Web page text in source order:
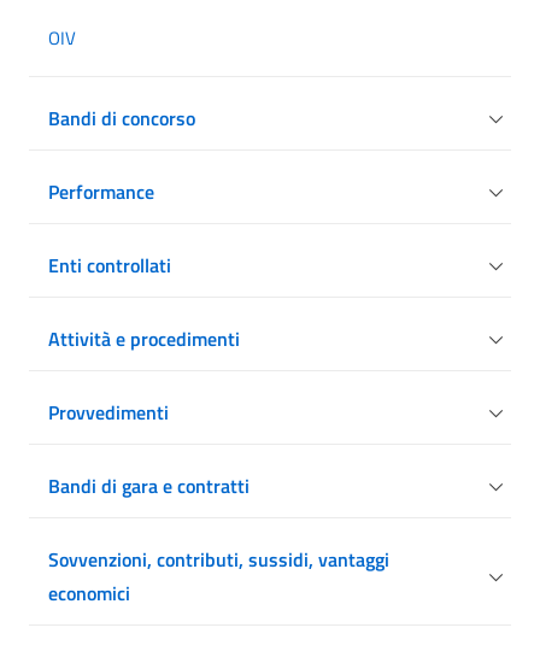
OIV
Bandi di concorso
Performance
Enti controllati
Attività e procedimenti
Provvedimenti
Bandi di gara e contratti
Sovvenzioni, contributi, sussidi, vantaggi
economici